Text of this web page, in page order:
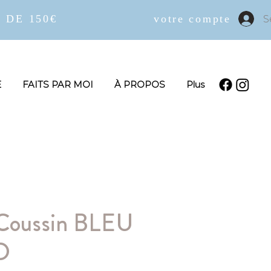
DE 150€ votre compte
FAITS PAR MOI À PROPOS Plus
BLEU